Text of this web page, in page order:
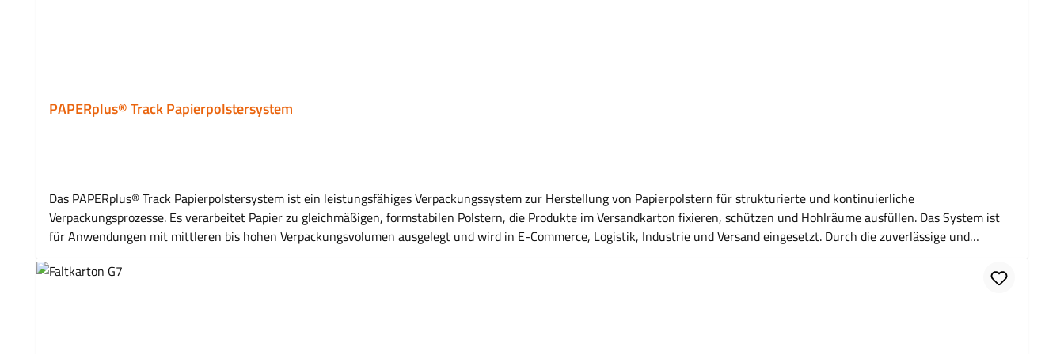
PAPERplus® Track Papierpolstersystem
Das PAPERplus® Track Papierpolstersystem ist ein leistungsfähiges Verpackungssystem zur Herstellung von Papierpolstern für strukturierte und kontinuierliche
Verpackungsprozesse. Es verarbeitet Papier zu gleichmäßigen, formstabilen Polstern, die Produkte im Versandkarton fixieren, schützen und Hohlräume ausfüllen. Das System ist
für Anwendungen mit mittleren bis hohen Verpackungsvolumen ausgelegt und wird in E-Commerce, Logistik, Industrie und Versand eingesetzt. Durch die zuverlässige und
Fixieren und Hohlraumfüllung Unterstützt strukturierte und effiziente Verpackungsprozesse Ideal für kontinuierliche Anwendungen Flexibel einsetzbar für unterschiedliche